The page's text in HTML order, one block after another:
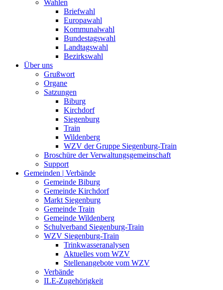
Wahlen
Briefwahl
Europawahl
Kommunalwahl
Bundestagswahl
Landtagswahl
Bezirkswahl
Über uns
Grußwort
Organe
Satzungen
Biburg
Kirchdorf
Siegenburg
Train
Wildenberg
WZV der Gruppe Siegenburg-Train
Broschüre der Verwaltungsgemeinschaft
Support
Gemeinden | Verbände
Gemeinde Biburg
Gemeinde Kirchdorf
Markt Siegenburg
Gemeinde Train
Gemeinde Wildenberg
Schulverband Siegenburg-Train
WZV Siegenburg-Train
Trinkwasseranalysen
Aktuelles vom WZV
Stellenangebote vom WZV
Verbände
ILE-Zugehörigkeit